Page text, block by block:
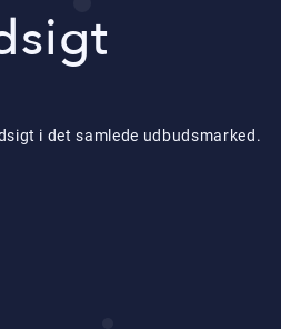
i det samlede udbudsmarked.